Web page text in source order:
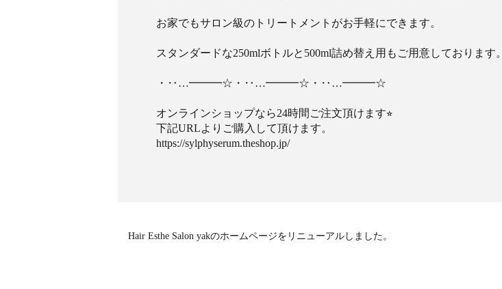
お家でもサロン級のトリートメントがお手軽にできます。
スタンダードな250mlボトルと500ml詰め替え用もご用意しております。
・‥…━━━☆・‥…━━━☆・‥…━━━☆
オンラインショップなら24時間ご注文頂けます⭐︎
下記URLよりご購入して頂けます。
https://sylphyserum.theshop.jp/
Hair Esthe Salon yakのホームページをリニューアルしました。